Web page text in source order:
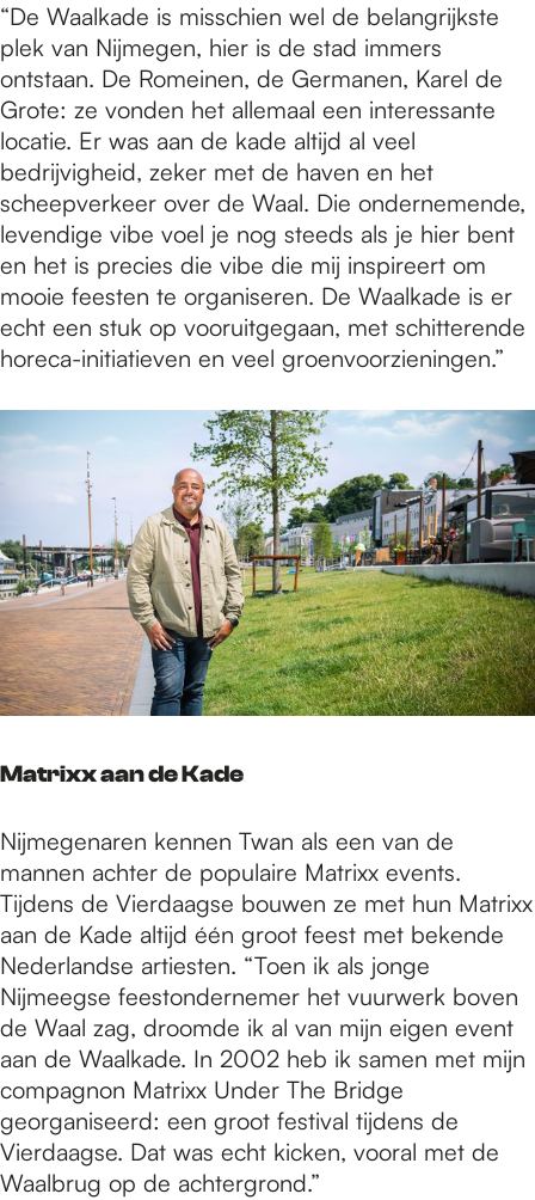
“De Waalkade is misschien wel de belangrijkste
plek van Nijmegen, hier is de stad immers
ontstaan. De Romeinen, de Germanen, Karel de
Grote: ze vonden het allemaal een interessante
locatie. Er was aan de kade altijd al veel
bedrijvigheid, zeker met de haven en het
scheepverkeer over de Waal. Die ondernemende,
levendige vibe voel je nog steeds als je hier bent
en het is precies die vibe die mij inspireert om
mooie feesten te organiseren. De Waalkade is er
echt een stuk op vooruitgegaan, met schitterende
horeca-initiatieven en veel groenvoorzieningen.”
Matrixx aan de Kade
Nijmegenaren kennen Twan als een van de
mannen achter de populaire Matrixx events.
Tijdens de Vierdaagse bouwen ze met hun Matrixx
aan de Kade altijd één groot feest met bekende
Nederlandse artiesten. “Toen ik als jonge
Nijmeegse feestondernemer het vuurwerk boven
de Waal zag, droomde ik al van mijn eigen event
aan de Waalkade. In 2002 heb ik samen met mijn
compagnon Matrixx Under The Bridge
georganiseerd: een groot festival tijdens de
Vierdaagse. Dat was echt kicken, vooral met de
Waalbrug op de achtergrond.”